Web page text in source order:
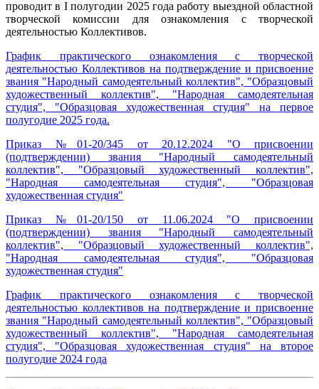
проводит в I полугодии 2025 года работу выездной областной
творческой комиссии для ознакомления с творческой
деятельностью Коллективов.
График практического ознакомления с творческой
деятельностью Коллективов на подтверждение и присвоение
звания "Народный самодеятельный коллектив", "Образцовый
художественный коллектив", "Народная самодеятельная
студия", "Образцовая художественная студия" на первое
полугодие 2025 года.
Приказ №01-20/345 от 20.12.2024 "О присвоении
(подтверждении) звания "Народный самодеятельный
коллектив", "Образцовый художественный коллектив",
"Народная самодеятельная студия", "Образцовая
художественная студия"
Приказ №01-20/150 от 11.06.2024 "О присвоении
(подтверждении) звания "Народный самодеятельный
коллектив", "Образцовый художественный коллектив",
"Народная самодеятельная студия", "Образцовая
художественная студия"
График практического ознакомления с творческой
деятельностью коллективов на подтверждение и присвоение
звания "Народный самодеятельный коллектив", "Образцовый
художественный коллектив", "Народная самодеятельная
студия", "Образцовая художественная студия" на второе
полугодие 2024 года